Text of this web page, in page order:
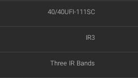
40/40UFI-111SC
IR3
Three IR Bands